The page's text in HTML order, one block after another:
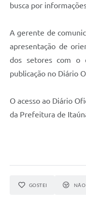
busca por
A gerente de
apresentação de
dos setores com o
publicação no Diário
O acesso ao Diário
da Prefeitura de
GOSTEI NÃO